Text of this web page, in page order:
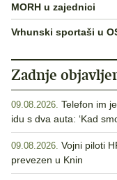
MORH u zajednici
Vrhunski sportaši u
Zadnje
09.08.2026. Telefon im
idu s dva auta: ‘Kad
09.08.2026. Vojni piloti
prevezen u Knin